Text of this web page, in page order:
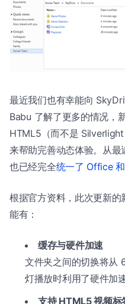
最近我们也有幸能向
Babu 了解了更多的情况，
HTML5（而不是
来帮助完善动态体验。从最
也已经完全统一了 Office
根据官方资料，此次更新
能有：
缓存与硬件加速
文件夹之间的切换将从
灯播放时利用了硬件加速
支持 HTML5 视频标